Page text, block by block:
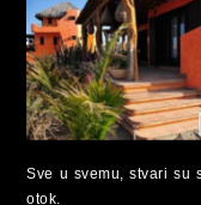
Sve u svemu, stvari su
otok.